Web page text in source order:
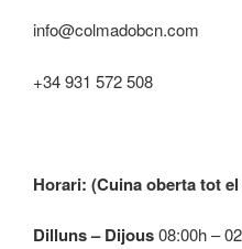
info@colmadobcn.com
+34 931 572 508
Horari: (Cuina oberta tot
Dilluns – Dijous08:00h –